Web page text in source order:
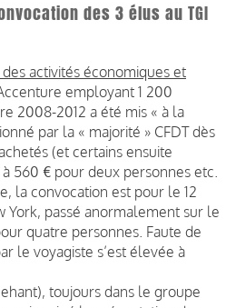
des 3 élus au TGI
activités économiques et
employant 1 200
2008-2012 a été mis « à la
par la « majorité » CFDT dès
(et certains ensuite
560 € pour deux personnes etc.
la convocation est pour le 12
York, passé anormalement sur le
quatre personnes. Faute de
le voyagiste s’est élevée à
toujours dans le groupe